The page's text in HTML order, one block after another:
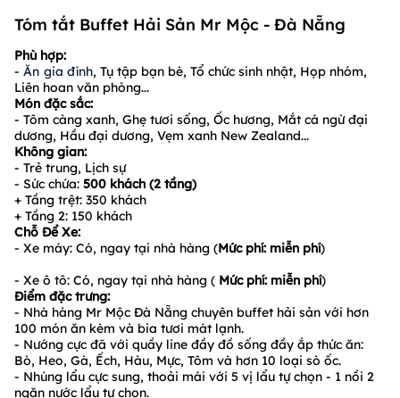
Tóm tắt Buffet Hải Sản Mr Mộc - Đà Nẵng
Phù hợp:
- Ăn gia đình, Tụ tập bạn bè, Tổ chức sinh nhật, Họp nhóm,
Liên hoan văn phòng...
Món đặc sắc:
- Tôm càng xanh, Ghẹ tươi sống, Ốc hương, Mắt cá ngừ đại
dương, Hầu đại dương, Vẹm xanh New Zealand...
Không gian:
- Trẻ trung, Lịch sự
- Sức chứa: 500 khách (2 tầng)
+ Tầng trệt: 350 khách
+ Tầng 2: 150 khách
Chỗ Để Xe:
- Xe máy: Có, ngay tại nhà hàng (Mức phí: miễn phí)
- Xe ô tô: Có, ngay tại nhà hàng ( Mức phí: miễn phí)
Điểm đặc trưng:
- Nhà hàng Mr Mộc Đà Nẵng chuyên buffet hải sản với hơn
100 món ăn kèm và bia tươi mát lạnh.
- Nướng cực đã với quầy line đầy đồ sống đầy ắp thức ăn:
Bò, Heo, Gà, Ếch, Hàu, Mực, Tôm và hơn 10 loại sò ốc.
- Nhúng lẩu cực sung, thoải mái với 5 vị lẩu tự chọn - 1 nồi 2
ngăn nước lẩu tự chọn.